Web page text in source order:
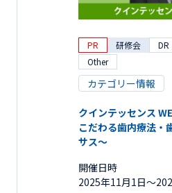
PR 研修会 DR
Other
カテゴリー情報
クインテッセンス
こだわる歯内療法・
サス～
開催日時
2025年11月1日〜